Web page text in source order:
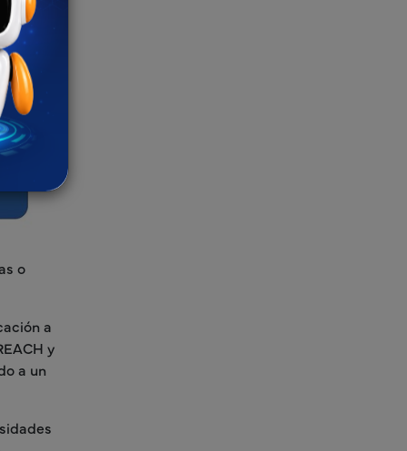
o
a
y
a un